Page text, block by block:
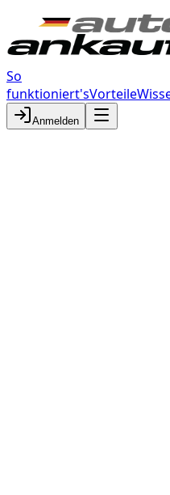
So
funktioniert'sVorteile
Anmelden